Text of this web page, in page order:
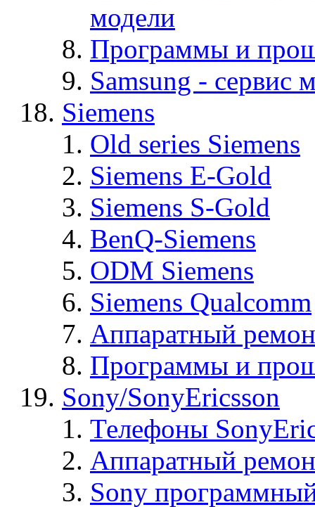
модели
Программы и
Samsung - cервис
Siemens
Old series Siemens
Siemens E-Gold
Siemens S-Gold
BenQ-Siemens
ODM Siemens
Siemens Qualcomm
Аппаратный
Программы и
Sony/SonyEricsson
Телефоны
Аппаратный
Sony